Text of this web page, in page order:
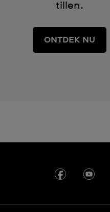
tillen.
ONTDEK NU